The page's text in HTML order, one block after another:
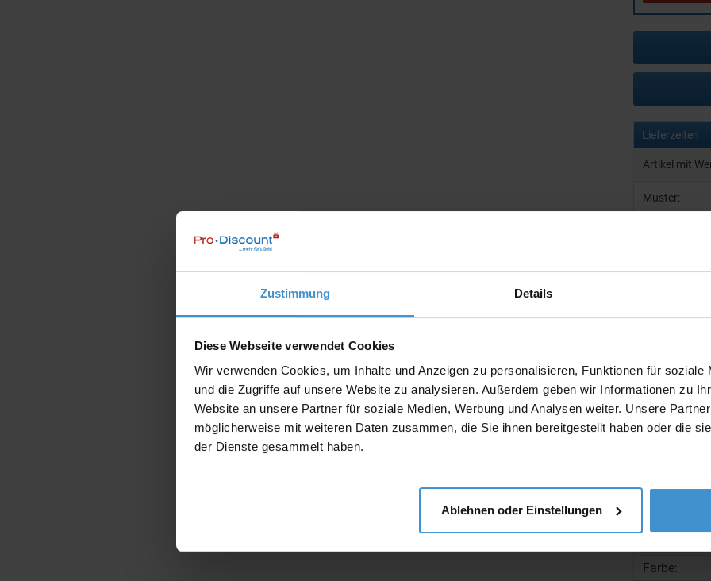
Zustimmung Details
Diese Webseite verwendet Cookies
Wir verwenden Cookies, um Inhalte und Anzeigen zu personalisieren, Funktionen für soziale
und die Zugriffe auf unsere Website zu analysieren. Außerdem geben wir Informationen zu
Website an unsere Partner für soziale Medien, Werbung und Analysen weiter. Unsere
möglicherweise mit weiteren Daten zusammen, die Sie ihnen bereitgestellt haben oder die
der Dienste gesammelt haben.
Ablehnen oder Einstellungen
Lieferzeiten
Artikel mit
Muster:
Maße:
Menge pro
Farbe: